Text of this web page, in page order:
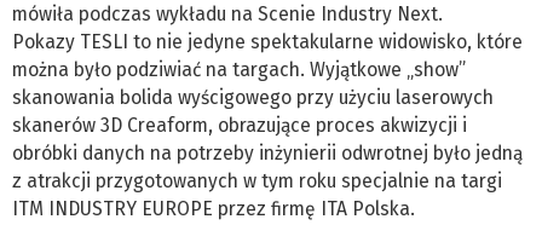
mówiła podczas wykładu na Scenie Industry Next.
Pokazy TESLI to nie jedyne spektakularne widowisko, które
można było podziwiać na targach. Wyjątkowe „show”
skanowania bolida wyścigowego przy użyciu laserowych
skanerów 3D Creaform, obrazujące proces akwizycji i
obróbki danych na potrzeby inżynierii odwrotnej było jedną
z atrakcji przygotowanych w tym roku specjalnie na targi
ITM INDUSTRY EUROPE przez firmę ITA Polska.